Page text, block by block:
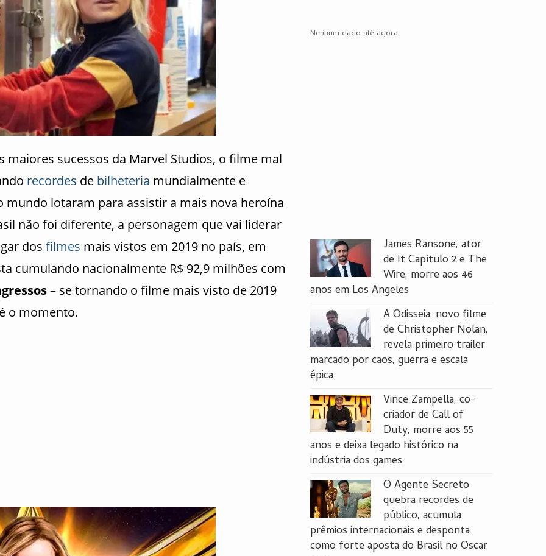
sucessos da Marvel Studios, o filme mal
recordes de bilheteria mundialmente e
lotaram para assistir a mais nova heroína
não foi diferente, a personagem que vai liderar
dos filmes mais vistos em 2019 no país, em
cumulando nacionalmente R$ 92,9 milhões com
– se tornando o filme mais visto de 2019
o momento.
Nenhum dado até agora.
James Ransone, ator
de It Capítulo 2 e The
Wire, morre aos 46
anos em Los Angeles
A Odisseia, novo filme
de Christopher Nolan,
revela primeiro trailer
marcado por caos, guerra e escala
épica
Vince Zampella, co-
criador de Call of
Duty, morre aos 55
anos e deixa legado histórico na
indústria dos games
O Agente Secreto
quebra recordes de
público, acumula
prêmios internacionais e desponta
como forte aposta do Brasil no Oscar